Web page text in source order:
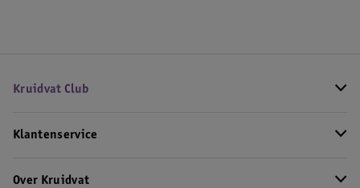
Kruidvat Club
Klantenservice
Over Kruidvat